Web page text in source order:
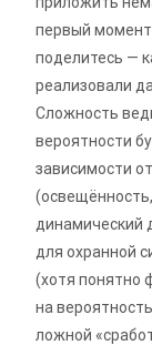
первый
поделитесь —
реализовали
Сложность
вероятности
зависимости
динамический
для охранной
(хотя понятно
на
ложной